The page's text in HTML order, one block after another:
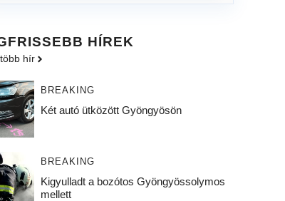
HÍREK
hír
BREAKING
Két autó ütközött Gyöngyösön
BREAKING
Kigyulladt a bozótos Gyöngyössolymos
mellett